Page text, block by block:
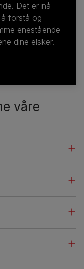
Det er nå
forstå og
enestående
dine elsker.
våre